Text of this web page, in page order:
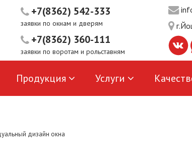
+7(8362) 542-333
заявки по окнам и дверям
+7(8362) 360-111
заявки по воротам и рольставням
Продукция Услуги
дизайн окна